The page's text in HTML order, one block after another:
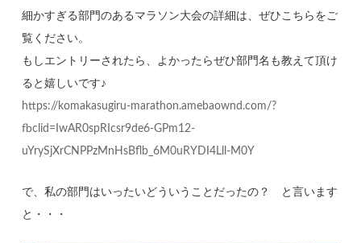
細かすぎる部門のあるマラソン大会の詳細は、ぜひこちらをご
覧ください。
もしエントリーされたら、よかったらぜひ部門名も教えて頂け
ると嬉しいです♪
https://komakasugiru-marathon.amebaownd.com/?
fbclid=IwAR0spRIcsr9de6-GPm12-
uYrySjXrCNPPzMnHsBflb_6M0uRYDI4Lll-M0Y
で、私の部門はいったいどういうことだったの？ と言います
と・・・